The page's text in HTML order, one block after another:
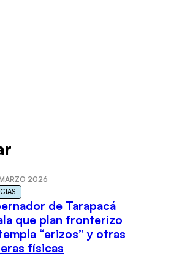
2026
de Tarapacá
que plan fronterizo
“erizos” y otras
físicas